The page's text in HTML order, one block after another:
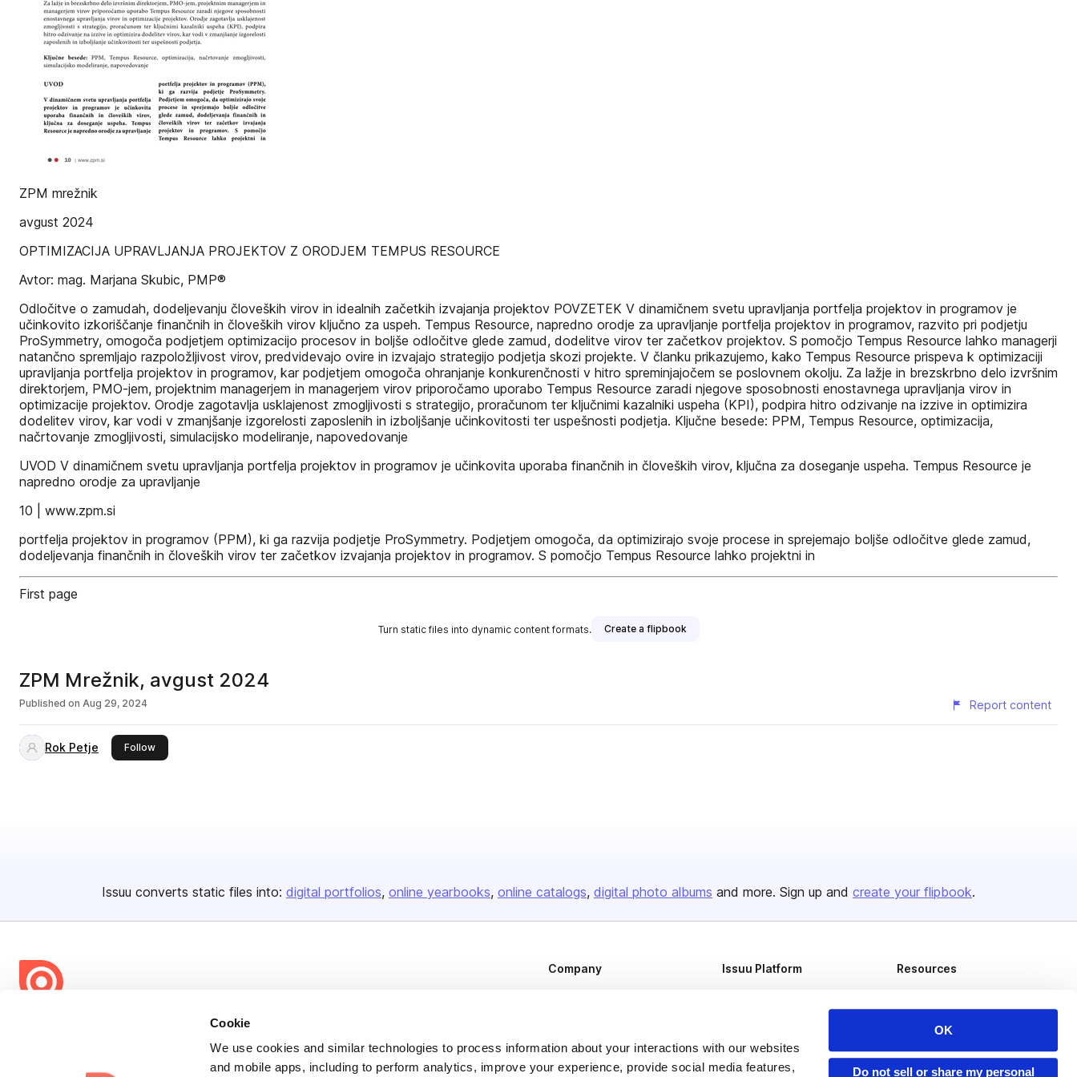
Cookie
We use cookies and similar technologies to process information about your interactions with our websites
and mobile apps, including to perform analytics, improve your experience, provide social media features,
OK
Do not sell or share my personal
ZPM mrežnik
avgust 2024
OPTIMIZACIJA UPRAVLJANJA PROJEKTOV Z ORODJEM TEMPUS RESOURCE
Avtor: mag. Marjana Skubic, PMP®
Odločitve o zamudah, dodeljevanju človeških virov in idealnih začetkih izvajanja projektov POVZETEK V dinamičnem svetu upravljanja portfelja projektov in programov je
učinkovito izkoriščanje finančnih in človeških virov ključno za uspeh. Tempus Resource, napredno orodje za upravljanje portfelja projektov in programov, razvito pri podjetju
ProSymmetry, omogoča podjetjem optimizacijo procesov in boljše odločitve glede zamud, dodelitve virov ter začetkov projektov. S pomočjo Tempus Resource lahko managerji
natančno spremljajo razpoložljivost virov, predvidevajo ovire in izvajajo strategijo podjetja skozi projekte. V članku prikazujemo, kako Tempus Resource prispeva k optimizaciji
upravljanja portfelja projektov in programov, kar podjetjem omogoča ohranjanje konkurenčnosti v hitro spreminjajočem se poslovnem okolju. Za lažje in brezskrbno delo izvršnim
direktorjem, PMO-jem, projektnim managerjem in managerjem virov priporočamo uporabo Tempus Resource zaradi njegove sposobnosti enostavnega upravljanja virov in
optimizacije projektov. Orodje zagotavlja usklajenost zmogljivosti s strategijo, proračunom ter ključnimi kazalniki uspeha (KPI), podpira hitro odzivanje na izzive in optimizira
dodelitev virov, kar vodi v zmanjšanje izgorelosti zaposlenih in izboljšanje učinkovitosti ter uspešnosti podjetja. Ključne besede: PPM, Tempus Resource, optimizacija,
načrtovanje zmogljivosti, simulacijsko modeliranje, napovedovanje
UVOD V dinamičnem svetu upravljanja portfelja projektov in programov je učinkovita uporaba finančnih in človeških virov, ključna za doseganje uspeha. Tempus Resource je
napredno orodje za upravljanje
10 | www.zpm.si
portfelja projektov in programov (PPM), ki ga razvija podjetje ProSymmetry. Podjetjem omogoča, da optimizirajo svoje procese in sprejemajo boljše odločitve glede zamud,
dodeljevanja finančnih in človeških virov ter začetkov izvajanja projektov in programov. S pomočjo Tempus Resource lahko projektni in
First page
Turn static files into dynamic content formats. Create a flipbook
ZPM Mrežnik, avgust 2024
Published on Aug 29, 2024 Report content
Rok Petje Followthis publisher
Issuu converts static files into: digital portfolios online yearbooks online catalogs digital photo albums and more. Sign up and create your flipbook.
share everywhere.
Company
Plans & Pricing
Press
Issuu Platform
Flipbook
Industries
Resources